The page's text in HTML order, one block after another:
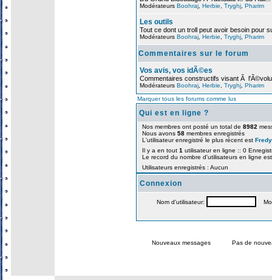
Modérateurs Boohraj Herbie Tryghj Pharim
Les outils
Tout ce dont un troll peut avoir besoin pour
Modérateurs Boohraj Herbie Tryghj Pharim
Commentaires sur le forum
Vos avis, vos idÃ©es
Commentaires constructifs visant Ã
Modérateurs Boohraj Herbie Tryghj Pharim
Marquer tous les forums comme lus
Qui est en ligne ?
Nos membres ont posté un total de 8982
Nous avons 58 membres enregistrés
L'utilisateur enregistré le plus récent est
Il y a en tout 1 utilisateur en ligne :: 0
Le record du nombre d'utilisateurs en ligne
Utilisateurs enregistrés : Aucun
Connexion
Nom d'utilisateur:
Nouveaux messages Pas de